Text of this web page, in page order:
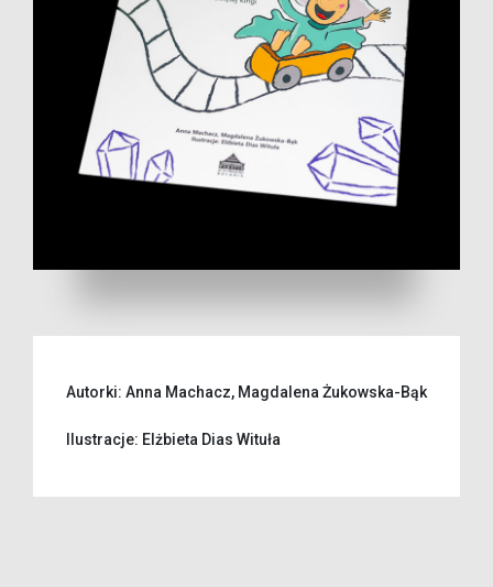
Autorki: Anna Machacz, Magdalena Żukowska-Bąk
Ilustracje: Elżbieta Dias Wituła